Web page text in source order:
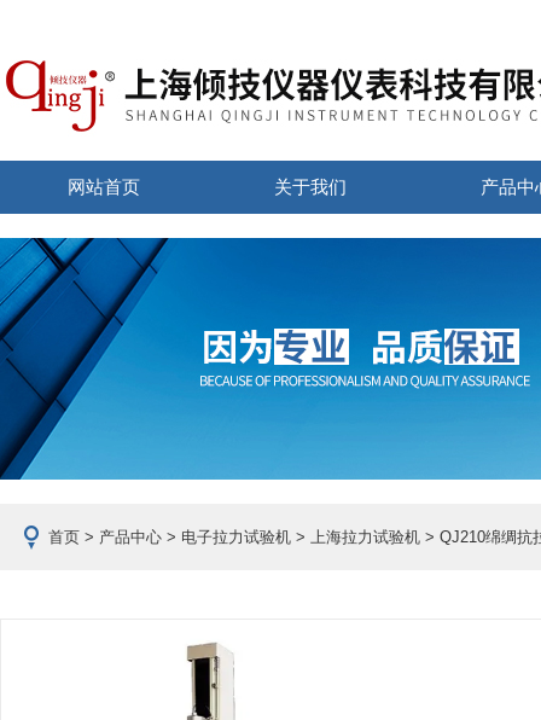
网站首页 关于我们 产品中
首页 > 产品中心 > 电子拉力试验机 > 上海拉力试验机 > QJ210绵绸抗